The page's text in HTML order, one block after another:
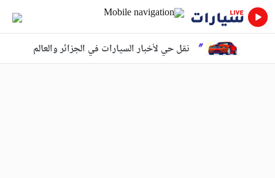
نقل حي لأخبار السيارات في الجزائر والعالم